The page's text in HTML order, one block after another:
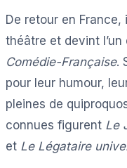
De retour en
théâtre et devint
Comédie-Française.
pour leur humour,
pleines de
connues figurent Le
et Le Légataire